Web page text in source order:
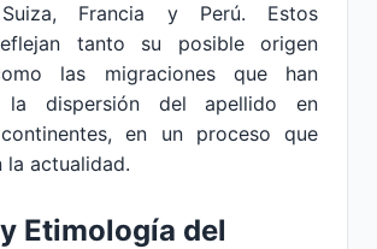
Francia y Perú. Estos
tanto su posible origen
las migraciones que han
dispersión del apellido en
en un proceso que
la actualidad.
Etimología del